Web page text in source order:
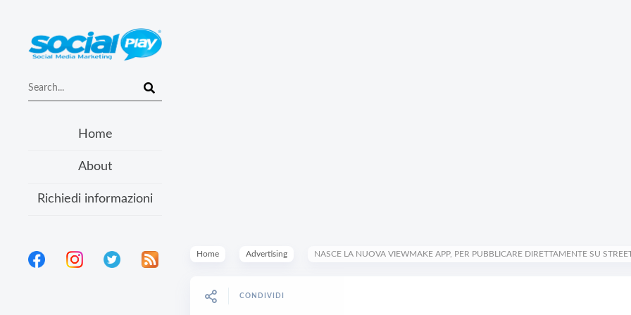
Home
About
Richiedi informazioni
Home Advertising NASCE LA NUOVA VIEWMAKE APP, PER PUBBLICARE DIRETTAMENTE SU
CONDIVIDI